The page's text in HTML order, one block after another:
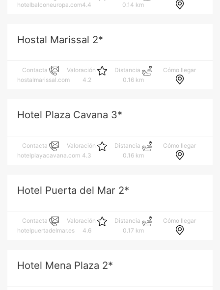
hotelbalconeuropa.com4.4
0.14 km
Hostal Marissal 2*
Contacta
hostalmarissal.com
Valoración
4.2
Distancia
0.16 km
Cómo llegar
Hotel Plaza Cavana 3*
Contacta
hotelplayacavana.com
Valoración
4.3
Distancia
0.16 km
Cómo llegar
Hotel Puerta del Mar 2*
Contacta
hotelpuertadelmar.es
Valoración
4.6
Distancia
0.17 km
Cómo llegar
Hotel Mena Plaza 2*